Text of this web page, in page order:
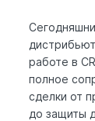
работе в
полное
сделки от
до защиты